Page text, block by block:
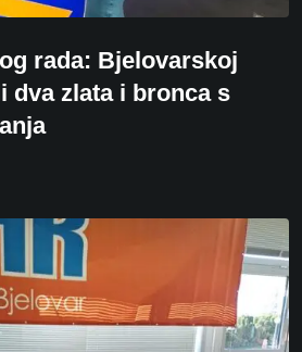
rada: Bjelovarskoj
dva zlata i bronca s